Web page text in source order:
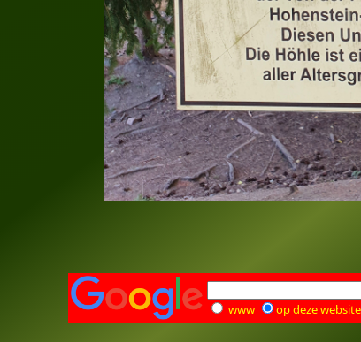
www op deze website